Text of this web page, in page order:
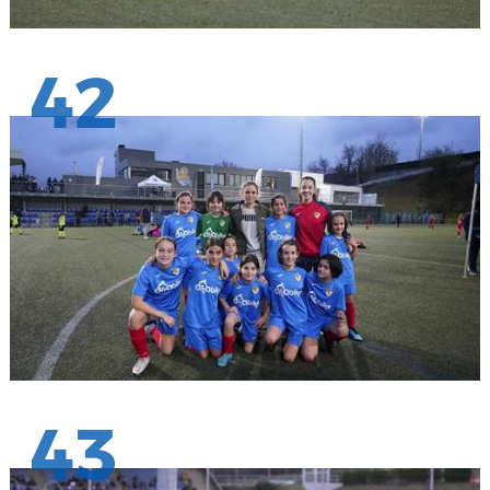
42
43